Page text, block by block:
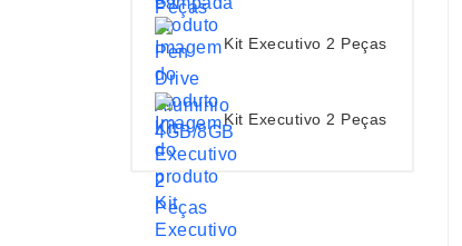
Kit Executivo 2 Peças
Kit Executivo 2 Peças